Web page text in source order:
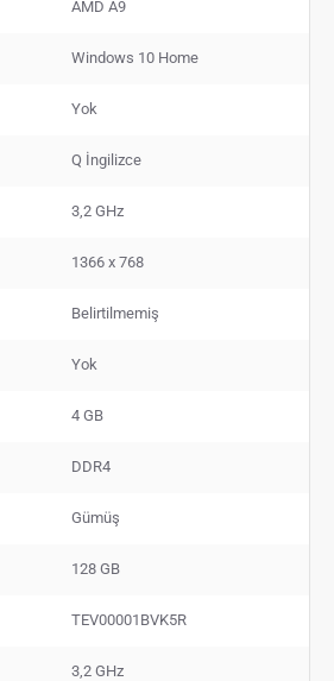
AMD A9
Windows 10 Home
Yok
Q İngilizce
3,2 GHz
1366 x 768
Belirtilmemiş
Yok
4 GB
DDR4
Gümüş
128 GB
TEV00001BVK5R
3,2 GHz